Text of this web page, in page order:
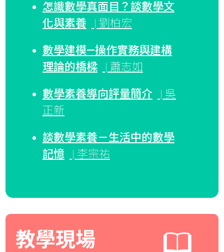
怎識數學真面目？談數學文
化與素養
| 劉柏宏
數學建模—操作實務與建構
理論的橋樑
| 蕭志如
數學素養導向評量簡介
| 吳
正新
談數學素養－生活中的數學
記憶
| 李宗祐
教學現場